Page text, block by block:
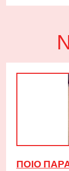
ΠΟΙΟ